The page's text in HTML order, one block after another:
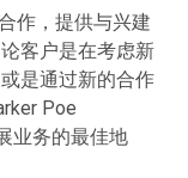
作，提供与兴建
客户是在考虑新
是通过新的合作
Poe
业务的最佳地